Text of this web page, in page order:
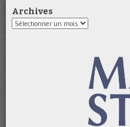
Archives
Archives